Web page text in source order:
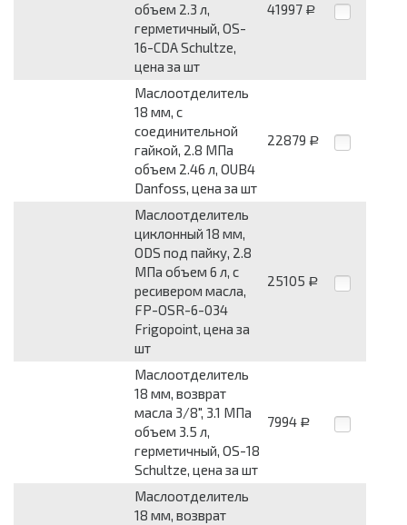
объем 2.3 л,
герметичный, OS-
16-CDA Schultze,
цена за шт
41997 Р
Маслоотделитель
18 мм, с
соединительной
гайкой, 2.8 МПа
объем 2.46 л, OUB4
Danfoss, цена за шт
22879 Р
Маслоотделитель
циклонный 18 мм,
ODS под пайку, 2.8
МПа объем 6 л, с
ресивером масла,
FP-OSR-6-034
Frigopoint, цена за
шт
25105 Р
Маслоотделитель
18 мм, возврат
масла 3/8", 3.1 МПа
объем 3.5 л,
герметичный, OS-18
Schultze, цена за шт
7994 Р
Маслоотделитель
18 мм, возврат